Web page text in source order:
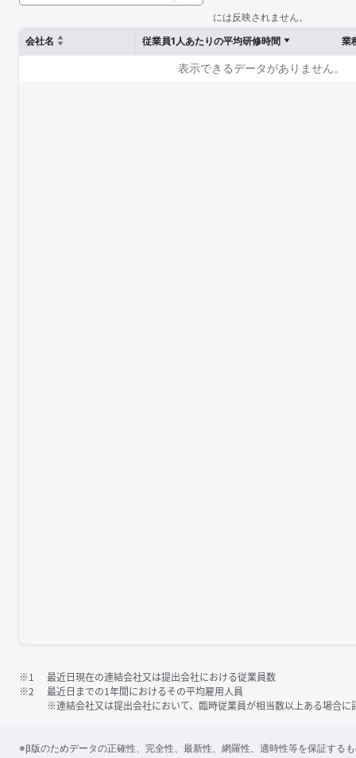
には反映されません。
会社名
従業員1人あたりの平均研修時間 業
表示できるデータがありません。
※1
最近日現在の連結会社又は提出会社における従業員数
※2
最近日までの1年間におけるその平均雇用人員
※連結会社又は提出会社において、臨時従業員が相当数以上ある場合に
※β版のためデータの正確性、完全性、最新性、網羅性、適時性等を保証する